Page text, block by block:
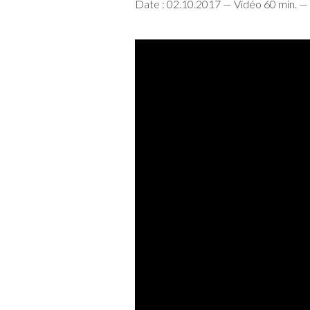
Date : 02.10.2017 — Vidéo 60 min. —